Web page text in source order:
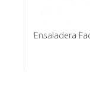
Ensaladera